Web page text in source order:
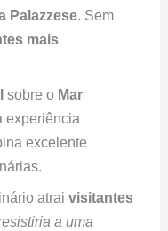
Palazzese. Sem
mais
sobre o Mar
experiência
excelente
atraivisitantes
a uma